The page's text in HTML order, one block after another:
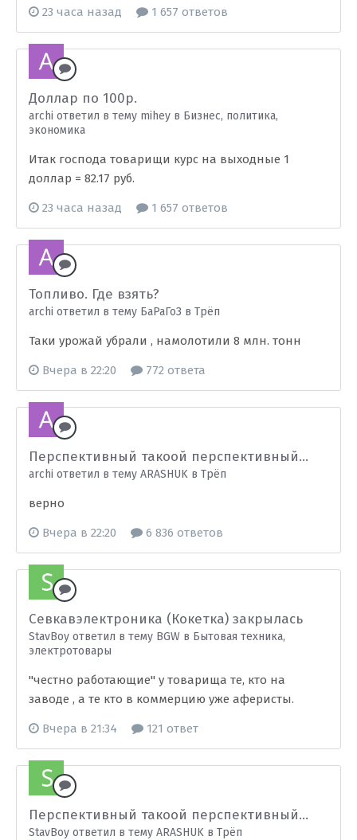
23 часа назад 1 657 ответов
Доллар по 100р.
archi ответил в тему mihey в Бизнес, политика,
экономика
Итак господа товарищи курс на выходные 1
доллар = 82.17 руб.
23 часа назад 1 657 ответов
Топливо. Где взять?
archi ответил в тему БаРаГоЗ в Трёп
Таки урожай убрали , намолотили 8 млн. тонн
Вчера в 22:20 772 ответа
Перспективный такоой перспективный...
archi ответил в тему ARASHUK в Трёп
верно
Вчера в 22:20 6 836 ответов
Севкавэлектроника (Кокетка) закрылась
StavBoy ответил в тему BGW в Бытовая техника,
электротовары
"честно работающие" у товарища те, кто на
заводе , а те кто в коммерцию уже аферисты.
Вчера в 21:34 121 ответ
Перспективный такоой перспективный...
StavBoy ответил в тему ARASHUK в Трёп